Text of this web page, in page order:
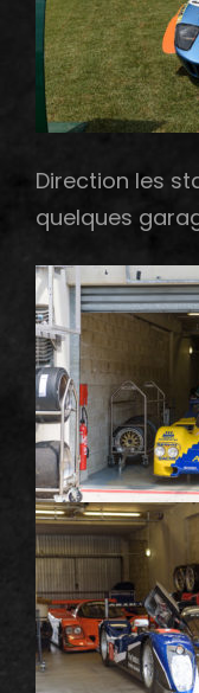
Direction les
quelques